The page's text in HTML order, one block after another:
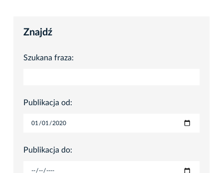
Znajdź
Szukana fraza:
Publikacja od:
Publikacja do: